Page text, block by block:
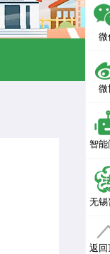
微
微
智能
无锡
返回